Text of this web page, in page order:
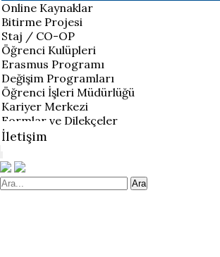
Online Kaynaklar
Bitirme Projesi
Staj / CO-OP
Öğrenci Kulüpleri
Erasmus Programı
Değişim Programları
Öğrenci İşleri Müdürlüğü
Kariyer Merkezi
Formlar ve Dilekçeler
İletişim
Ara